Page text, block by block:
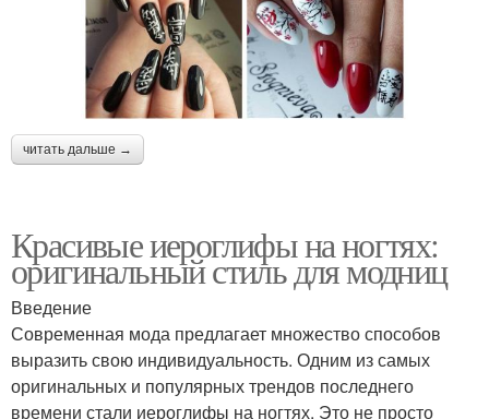
читать дальше →
Красивые иероглифы на ногтях:
оригинальный стиль для модниц
Введение
Современная мода предлагает множество способов
выразить свою индивидуальность. Одним из самых
оригинальных и популярных трендов последнего
времени стали иероглифы на ногтях. Это не просто